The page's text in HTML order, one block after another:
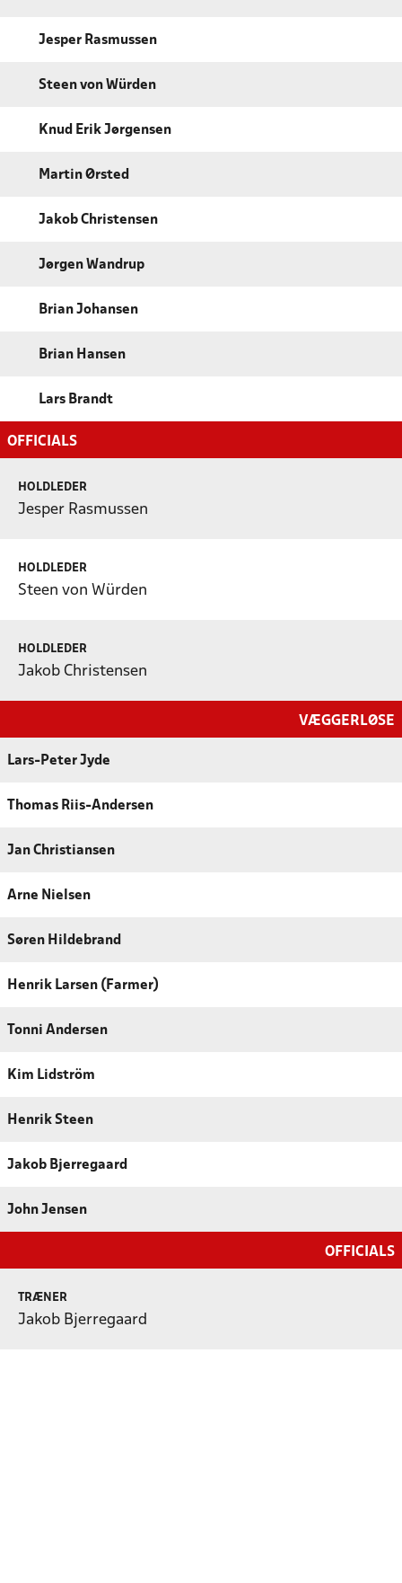
Jesper Rasmussen
Steen von Würden
Knud Erik Jørgensen
Martin Ørsted
Jakob Christensen
Jørgen Wandrup
Brian Johansen
Brian Hansen
Lars Brandt
OFFICIALS
HOLDLEDER
Jesper Rasmussen
HOLDLEDER
Steen von Würden
HOLDLEDER
Jakob Christensen
VÆGGERLØSE
Lars-Peter Jyde
Thomas Riis-Andersen
Jan Christiansen
Arne Nielsen
Søren Hildebrand
Henrik Larsen (Farmer)
Tonni Andersen
Kim Lidström
Henrik Steen
Jakob Bjerregaard
John Jensen
OFFICIALS
TRÆNER
Jakob Bjerregaard